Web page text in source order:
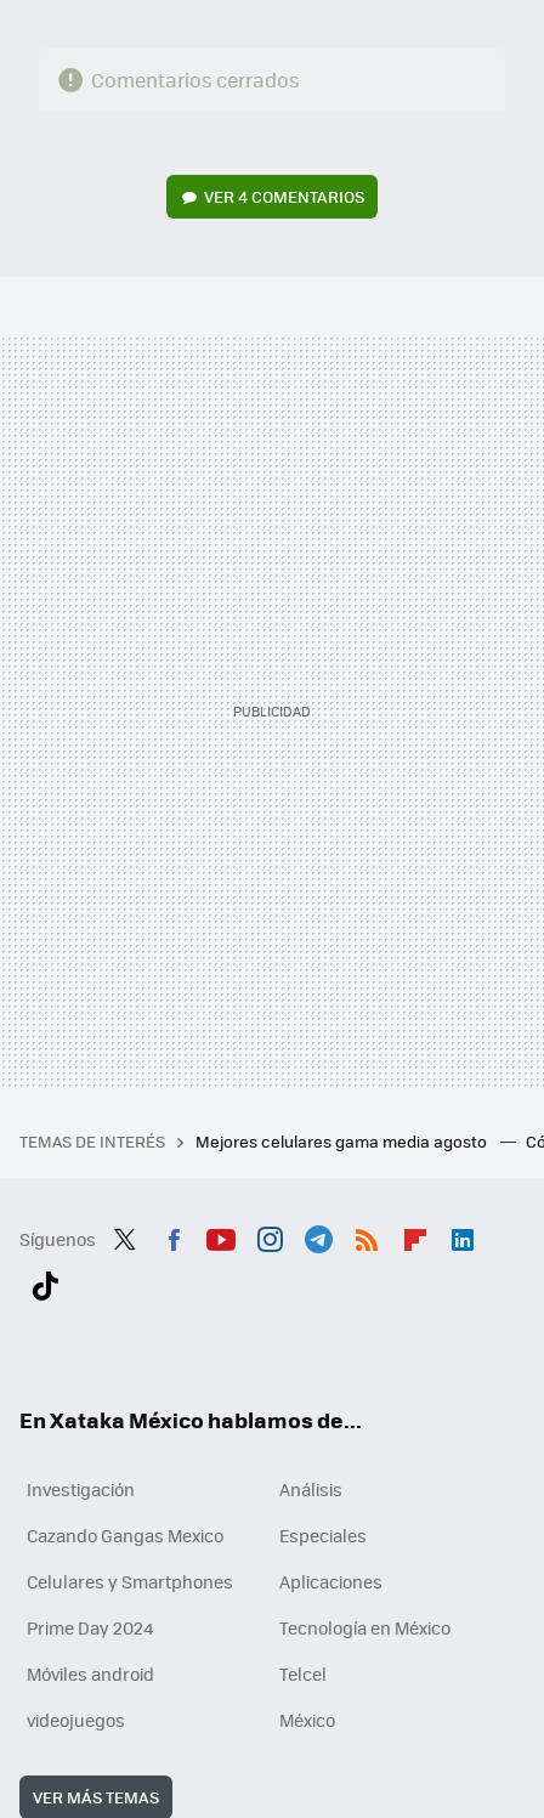
Comentarios cerrados
VER 4 COMENTARIOS
TEMAS DE INTERÉS Mejores celulares gama media agosto
Síguenos
En Xataka México hablamos de...
Investigación
Análisis
Cazando Gangas Mexico
Especiales
Celulares y Smartphones
Aplicaciones
Prime Day 2024
Tecnología en México
Móviles android
Telcel
videojuegos
México
VER MÁS TEMAS